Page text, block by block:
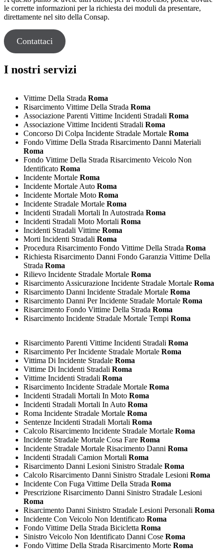
le corrette informazioni per la richiesta dei moduli da presentare,
direttamente nel sito della Consap.
Contattaci
I nostri servizi
Vittime Della Strada Roma
Risarcimento Vittime Della Strada Roma
Associazione Parenti Vittime Incidenti Stradali Roma
Associazione Vittime Incidenti Stradali Roma
Concorso Di Colpa Incidente Stradale Mortale Roma
Fondo Vittime Della Strada Risarcimento Danni Materiali
Roma
Fondo Vittime Della Strada Risarcimento Veicolo Non
Identificato Roma
Incidente Mortale Roma
Incidente Mortale Auto Roma
Incidente Mortale Moto Roma
Incidente Stradale Mortale Roma
Incidenti Stradali Mortali In Autostrada Roma
Incidenti Stradali Moto Mortali Roma
Incidenti Stradali Vittime Roma
Morti Incidenti Stradali Roma
Procedura Risarcimento Fondo Vittime Della Strada Roma
Richiesta Risarcimento Danni Fondo Garanzia Vittime Della
Strada Roma
Rilievo Incidente Stradale Mortale Roma
Risarcimento Assicurazione Incidente Stradale Mortale Roma
Risarcimento Danni Incidente Stradale Mortale Roma
Risarcimento Danni Per Incidente Stradale Mortale Roma
Risarcimento Fondo Vittime Della Strada Roma
Risarcimento Incidente Stradale Mortale Tempi Roma
Risarcimento Parenti Vittime Incidenti Stradali Roma
Risarcimento Per Incidente Stradale Mortale Roma
Vittima Di Incidente Stradale Roma
Vittime Di Incidenti Stradali Roma
Vittime Incidenti Stradali Roma
Risarcimento Incidente Stradale Mortale Roma
Incidenti Stradali Mortali In Moto Roma
Incidenti Stradali Mortali In Auto Roma
Roma Incidente Stradale Mortale Roma
Sentenze Incidenti Stradali Mortali Roma
Calcolo Risarcimento Incidente Stradale Mortale Roma
Incidente Stradale Mortale Cosa Fare Roma
Incidente Stradale Mortale Risacimento Danni Roma
Incidenti Stradali Camion Mortali Roma
Risarcimento Danni Lesioni Sinistro Stradale Roma
Calcolo Risarcimento Danni Sinistro Stradale Lesioni Roma
Incidente Con Fuga Vittime Della Strada Roma
Prescrizione Risarcimento Danni Sinistro Stradale Lesioni
Roma
Risarcimento Danni Sinistro Stradale Lesioni Personali Roma
Incidente Con Veicolo Non Identificato Roma
Fondo Vittime Della Strada Bicicletta Roma
Sinistro Veicolo Non Identificato Danni Cose Roma
Fondo Vittime Della Strada Risarcimento Morte Roma